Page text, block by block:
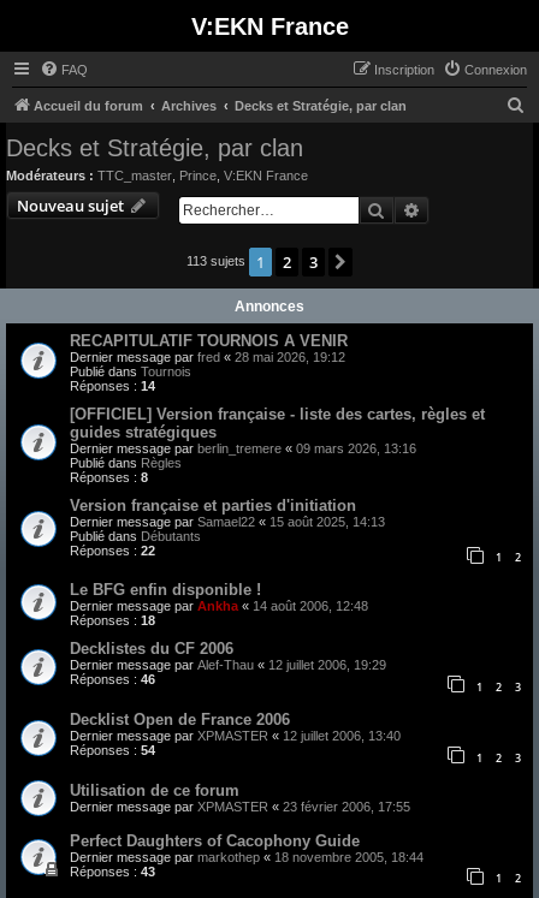
V:EKN France
FAQ Connexion
Inscription
Accueil du forum Archives Decks et Stratégie, par clan
Decks et Stratégie, par clan
Modérateurs : TTC_master Prince V:EKN France
Nouveau sujet Rechercher
113 sujets 1 2 3
Annonces
RECAPITULATIF TOURNOIS A VENIR
Dernier message par fred « 28 mai 2026, 19:12
Publié dans Tournois
Réponses : 14
[OFFICIEL] Version française - liste des cartes, règles et
guides stratégiques
Dernier message par berlin_tremere « 09 mars 2026, 13:16
Publié dans Règles
Réponses : 8
Version française et parties d'initiation
Dernier message par Samael22 « 15 août 2025, 14:13
Publié dans Débutants
Réponses : 22 1 2
Le BFG enfin disponible !
Dernier message par Ankha« 14 août 2006, 12:48
Réponses : 18
Decklistes du CF 2006
Dernier message par Alef-Thau « 12 juillet 2006, 19:29
Réponses : 46 1 2 3
Decklist Open de France 2006
Dernier message par XPMASTER « 12 juillet 2006, 13:40
Réponses : 54 1 2 3
Utilisation de ce forum
Dernier message par XPMASTER « 23 février 2006, 17:55
Perfect Daughters of Cacophony Guide
Dernier message par markothep « 18 novembre 2005, 18:44
Réponses : 43 1 2